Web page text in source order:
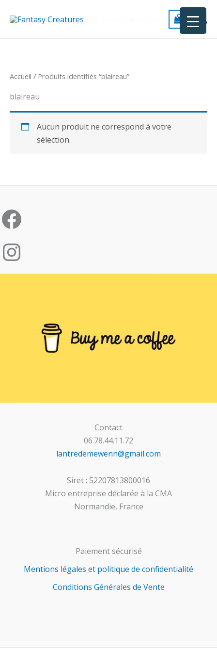
Accueil / Produits identifiés “blaireau”
blaireau
Aucun produit ne correspond à votre
sélection.
Contact
06.78.44.11.72
lantredemewenn@gmail.com
Siret : 52207813800016
Micro entreprise déclarée à la CMA
Normandie, France
Paiement sécurisé
Mentions légales et politique de confidentialité
Conditions Générales de Vente